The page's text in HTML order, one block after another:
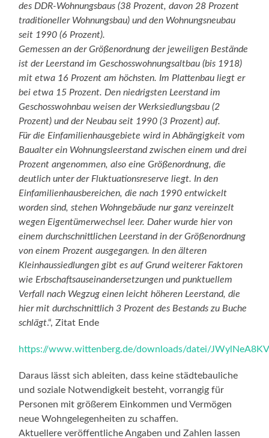
des DDR-Wohnungsbaus (38 Prozent, davon 28 Prozent
traditioneller Wohnungsbau) und den Wohnungsneubau
seit 1990 (6 Prozent).
Gemessen an der Größenordnung der jeweiligen Bestände
ist der Leerstand im Geschosswohnungsaltbau (bis 1918)
mit etwa 16 Prozent am höchsten. Im Plattenbau liegt er
bei etwa 15 Prozent. Den niedrigsten Leerstand im
Geschosswohnbau weisen der Werksiedlungsbau (2
Prozent) und der Neubau seit 1990 (3 Prozent) auf.
Für die Einfamilienhausgebiete wird in Abhängigkeit vom
Baualter ein Wohnungsleerstand zwischen einem und drei
Prozent angenommen, also eine Größenordnung, die
deutlich unter der Fluktuationsreserve liegt. In den
Einfamilienhausbereichen, die nach 1990 entwickelt
worden sind, stehen Wohngebäude nur ganz vereinzelt
wegen Eigentümerwechsel leer. Daher wurde hier von
einem durchschnittlichen Leerstand in der Größenordnung
von einem Prozent ausgegangen. In den älteren
Kleinhaussiedlungen gibt es auf Grund weiterer Faktoren
wie Erbschaftsauseinandersetzungen und punktuellem
Verfall nach Wegzug einen leicht höheren Leerstand, die
hier mit durchschnittlich 3 Prozent des Bestands zu Buche
schlägt.“, Zitat Ende
https://www.wittenberg.de/downloads/datei/
Daraus lässt sich ableiten, dass keine städtebauliche
und soziale Notwendigkeit besteht, vorrangig für
Personen mit größerem Einkommen und Vermögen
neue Wohngelegenheiten zu schaffen.
Aktuellere veröffentliche Angaben und Zahlen lassen